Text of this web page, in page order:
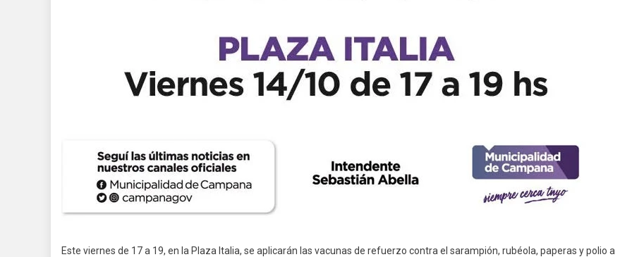
Este viernes de 17 a 19, en la Plaza Italia, se aplicarán las vacunas de refuerzo contra el sarampión, rubéola, paperas y polio a